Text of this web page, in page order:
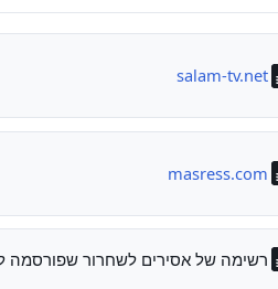
salam-tv.net
masress.com
רשימה של אסירים לשחרור שפורסמה לציבור